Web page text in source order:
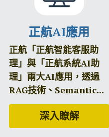
正航AI應用
正航「正航智能客服助
理」與「正航系統AI助
理」兩大AI應用，透過
RAG技術、Semantic...
深入瞭解